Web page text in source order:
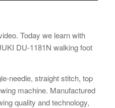
Today we learn with
DU-1181N walking foot
needle, straight stitch, top
machine. Manufactured
quality and technology,